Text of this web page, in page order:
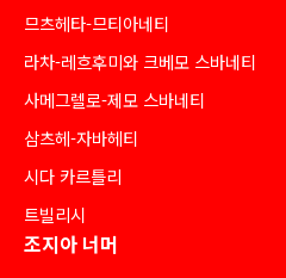
므츠헤타-므티아네티
라차-레흐후미와 크베모 스바네티
사메그렐로-제모 스바네티
삼츠헤-자바헤티
시다 카르틀리
트빌리시
조지아 너머